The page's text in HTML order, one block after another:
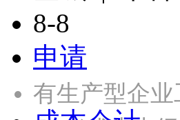
8-8
申请
有生产型企